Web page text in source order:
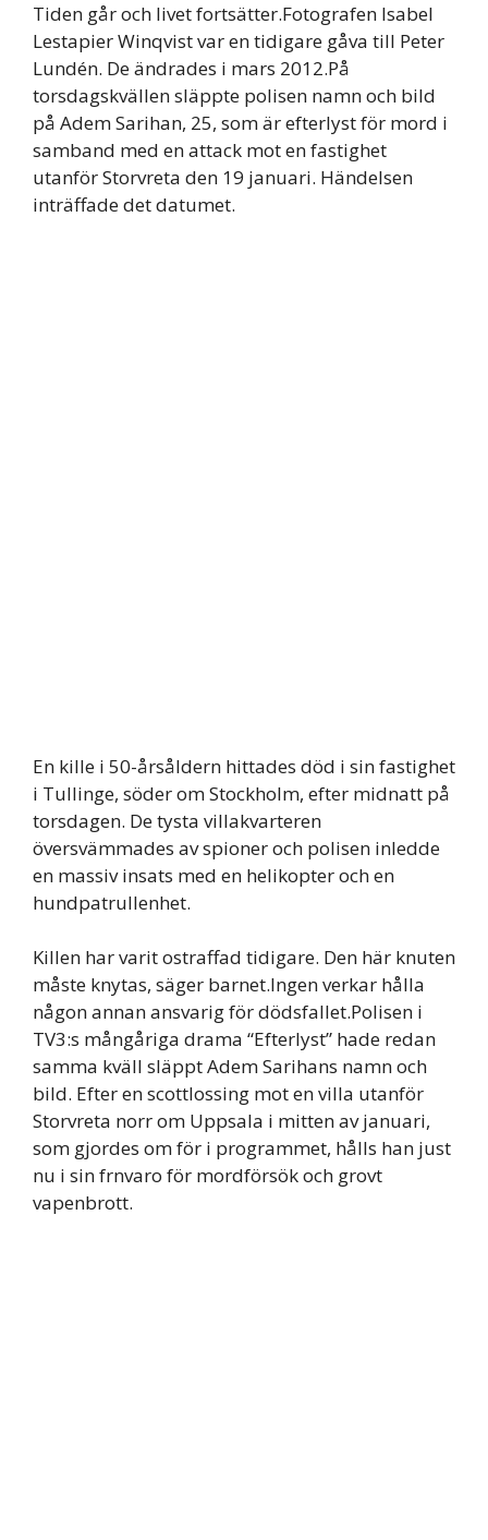
Tiden går och livet fortsätter.Fotografen Isabel
Lestapier Winqvist var en tidigare gåva till Peter
Lundén. De ändrades i mars 2012.På
torsdagskvällen släppte polisen namn och bild
på Adem Sarihan, 25, som är efterlyst för mord i
samband med en attack mot en fastighet
utanför Storvreta den 19 januari. Händelsen
inträffade det datumet.
En kille i 50-årsåldern hittades död i sin fastighet
i Tullinge, söder om Stockholm, efter midnatt på
torsdagen. De tysta villakvarteren
översvämmades av spioner och polisen inledde
en massiv insats med en helikopter och en
hundpatrullenhet.
Killen har varit ostraffad tidigare. Den här knuten
måste knytas, säger barnet.Ingen verkar hålla
någon annan ansvarig för dödsfallet.Polisen i
TV3:s mångåriga drama “Efterlyst” hade redan
samma kväll släppt Adem Sarihans namn och
bild. Efter en scottlossing mot en villa utanför
Storvreta norr om Uppsala i mitten av januari,
som gjordes om för i programmet, hålls han just
nu i sin frnvaro för mordförsök och grovt
vapenbrott.